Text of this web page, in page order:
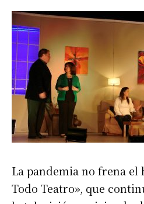
La pandemia no frena el
Todo Teatro», que